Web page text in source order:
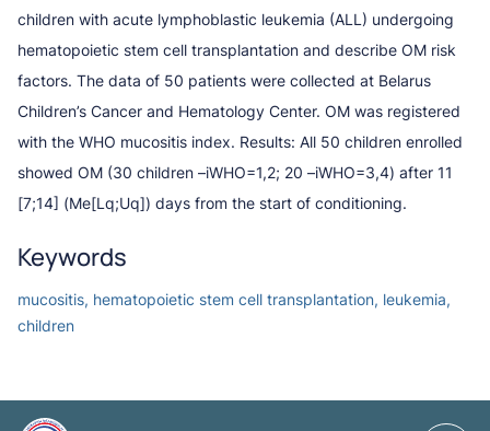
children with acute lymphoblastic leukemia (ALL) undergoing
hematopoietic stem cell transplantation and describe OM risk
factors. The data of 50 patients were collected at Belarus
Children’s Cancer and Hematology Center. OM was registered
with the WHO mucositis index. Results: All 50 children enrolled
showed ОМ (30 children –iWHO=1,2; 20 –iWHO=3,4) after 11
[7;14] (Me[Lq;Uq]) days from the start of conditioning.
Keywords
mucositis, hematopoietic stem cell transplantation, leukemia,
children